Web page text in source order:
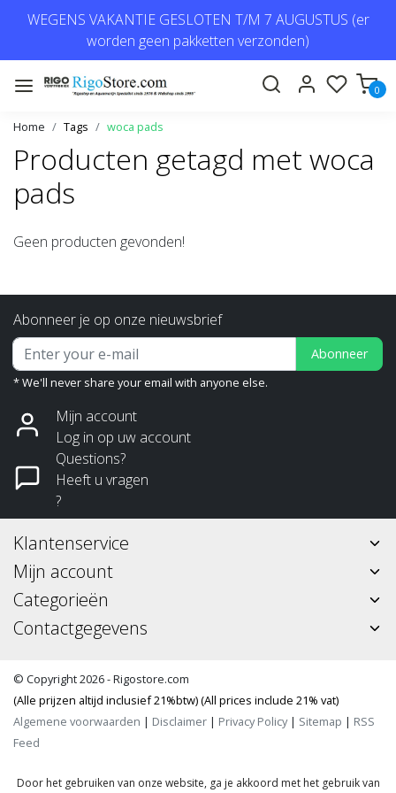
WEGENS VAKANTIE GESLOTEN T/M 7 AUGUSTUS (er
worden geen pakketten verzonden)
0
Home Tags woca pads
Producten getagd met woca
pads
Geen producten gevonden!
Abonneer je op onze nieuwsbrief
Abonneer
* We'll never share your email with anyone else.
Mijn account
Log in op uw account
Questions?
Heeft u vragen
?
Klantenservice
Mijn account
Categorieën
Contactgegevens
© Copyright 2026 - Rigostore.com
(Alle prijzen altijd inclusief 21%btw) (All prices include 21% vat)
Algemene voorwaarden | Disclaimer | Privacy Policy| Sitemap | RSS
Feed
Door het gebruiken van onze website, ga je akkoord met het gebruik van